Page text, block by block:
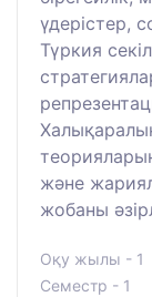
үдерістер,
Түркия
және
жобаны
Оқу жылы - 1
Семестр - 1